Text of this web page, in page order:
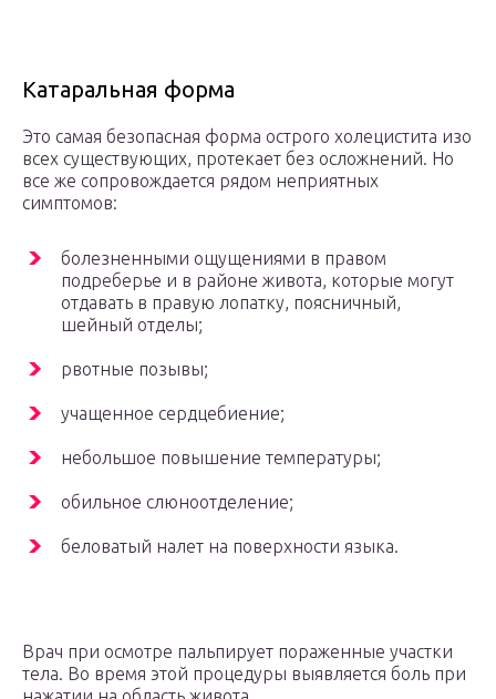
Катаральная форма
Это самая безопасная форма острого холецистита изо
всех существующих, протекает без осложнений. Но
все же сопровождается рядом неприятных
симптомов:
болезненными ощущениями в правом
подреберье и в районе живота, которые могут
отдавать в правую лопатку, поясничный,
шейный отделы;
рвотные позывы;
учащенное сердцебиение;
небольшое повышение температуры;
обильное слюноотделение;
беловатый налет на поверхности языка.
Врач при осмотре пальпирует пораженные участки
тела. Во время этой процедуры выявляется боль при